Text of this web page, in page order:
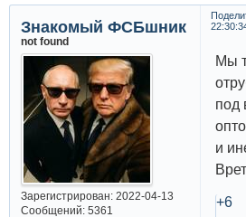
Знакомый ФСБшник
not found
Зарегистрирован: 2022-04-13
Сообщений:5361
Мы
под
и
+6